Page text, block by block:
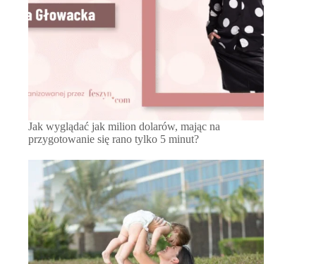
Jak wyglądać jak milion dolarów, mając na
przygotowanie się rano tylko 5 minut?